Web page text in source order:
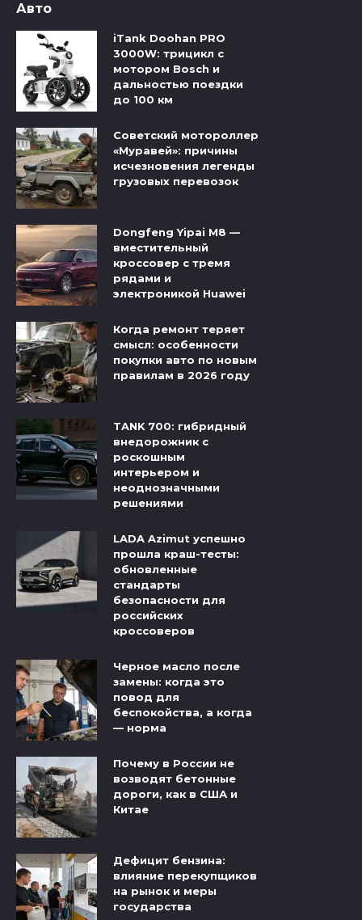
Авто
iTank Doohan PRO
3000W: трицикл с
мотором Bosch и
дальностью поездки
до 100 км
Советский мотороллер
«Муравей»: причины
исчезновения легенды
грузовых перевозок
Dongfeng Yipai M8 —
вместительный
кроссовер с тремя
рядами и
электроникой Huawei
Когда ремонт теряет
смысл: особенности
покупки авто по новым
правилам в 2026 году
TANK 700: гибридный
внедорожник с
роскошным
интерьером и
неоднозначными
решениями
LADA Azimut успешно
прошла краш-тесты:
обновленные
стандарты
безопасности для
российских
кроссоверов
Черное масло после
замены: когда это
повод для
беспокойства, а когда
— норма
Почему в России не
возводят бетонные
дороги, как в США и
Китае
Дефицит бензина:
влияние перекупщиков
на рынок и меры
государства